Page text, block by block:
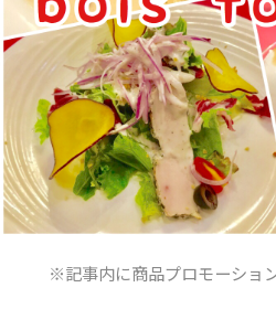
※記事内に商品プロモーショ